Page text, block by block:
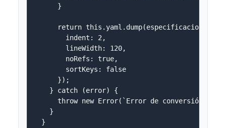
      }
      return this.yaml.dump(especificacion, {
        indent: 2,
        lineWidth: 120,
        noRefs: true,
        sortKeys: false
      });
    } catch (error) {
throw new Error(`Error de conversión
    }
  }